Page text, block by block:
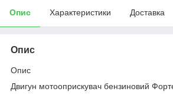
Опис Характеристики Доставка
Опис
Опис
Двигун мотооприскувач бензиновий